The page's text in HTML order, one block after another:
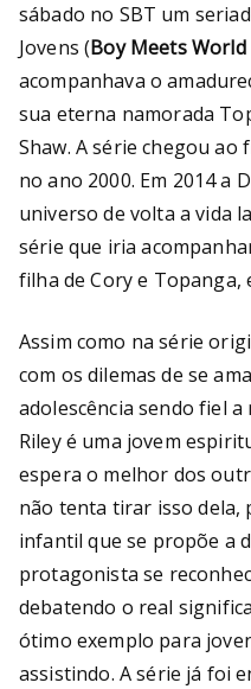
sábado no SBT um
Jovens (Boy Meets World
acompanhava o
sua eterna namorada
Shaw. A série chegou ao
no ano 2000. Em 2014 a
universo de volta a vida
série que iria
filha de Cory e Topanga,
Assim como na série
com os dilemas de se
adolescência sendo fiel a
Riley é uma jovem
espera o melhor dos
não tenta tirar isso dela,
infantil que se propõe a
protagonista se
debatendo o real
ótimo exemplo para
assistindo. A série já foi